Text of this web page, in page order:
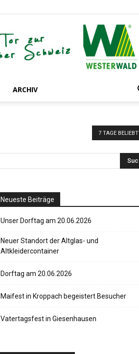
ARCHIV
7 TAGE BELIEBT
Neueste Beiträge
Unser Dorftag am 20.06.2026
Neuer Standort der Altglas- und
Altkleidercontainer
Dorftag am 20.06.2026
Maifest in Kroppach begeistert Besucher
Vatertagsfest in Giesenhausen